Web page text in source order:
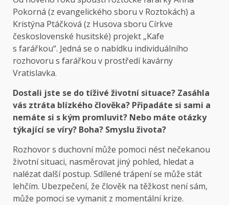
Pokorná (z evangelického sboru v Roztokách) a
Kristýna Ptáčková (z Husova sboru Církve
československé husitské) projekt „Kafe
s farářkou“. Jedná se o nabídku individuálního
rozhovoru s farářkou v prostředí kavárny
Vratislavka.
Dostali jste se do tíživé životní situace? Zasáhla
vás ztráta blízkého člověka? Připadáte si sami a
nemáte si s kým promluvit? Nebo máte otázky
týkající se víry? Boha? Smyslu života?
Rozhovor s duchovní může pomoci nést nečekanou
životní situaci, nasměrovat jiný pohled, hledat a
nalézat další postup. Sdílené trápení se může stát
lehčím. Ubezpečení, že člověk na těžkost není sám,
může pomoci se vymanit z momentální krize.